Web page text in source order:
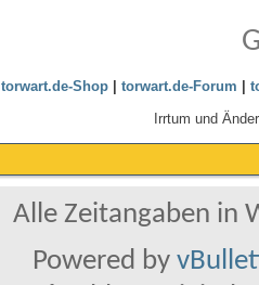
torwart.de-Shop| torwart.de-Forum
Irrtum und
Alle Zeitangaben in
Powered by